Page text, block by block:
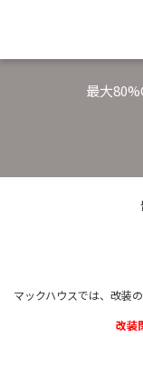
最大
マックハウスでは、改装
改装